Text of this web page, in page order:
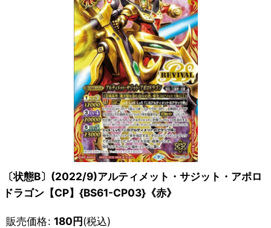
〔状態B〕(2022/9)アルティメット・サジット・アポロ
ドラゴン【CP】{BS61-CP03}《赤》
販売価格: 180円(税込)